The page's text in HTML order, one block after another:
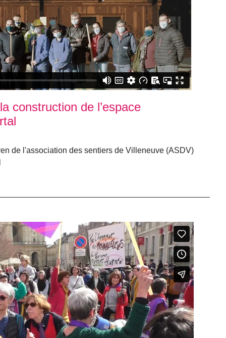
construction de l’espace
de l'association des sentiers de Villeneuve (ASDV)